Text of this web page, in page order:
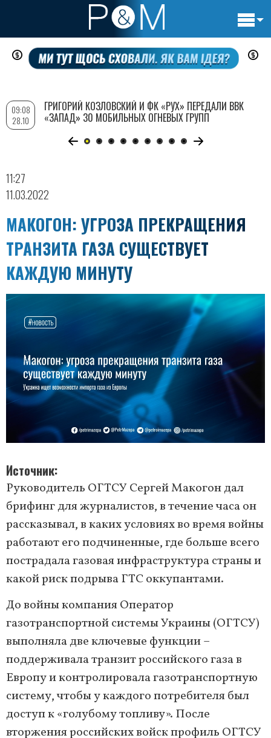
Перейти
содержанию
11:27
11.03.2022
МАКОГОН: УГРОЗА ПРЕКРАЩЕНИЯ
ТРАНЗИТА ГАЗА СУЩЕСТВУЕТ
КАЖДУЮ МИНУТУ
Источник
Руководитель ОГТСУ Сергей Макогон дал
брифинг для журналистов, в течение часа он
рассказывал, в каких условиях во время войны
работают его подчиненные, где больше всего
пострадала газовая инфраструктура страны и
какой риск подрыва ГТС оккупантами.
До войны компания Оператор
газотранспортной системы Украины (ОГТСУ)
выполняла две ключевые функции –
поддерживала транзит российского газа в
Европу и контролировала газотранспортную
систему, чтобы у каждого потребителя был
доступ к «голубому топливу». После
вторжения российских войск профиль ОГТСУ
09:08
28.10
ГРИГОРИЙ КОЗЛОВСКИЙ И ФК «РУХ» ПЕРЕДАЛИ ВВК
«ЗАПАД» 30 МОБИЛЬНЫХ ОГНЕВЫХ ГРУПП